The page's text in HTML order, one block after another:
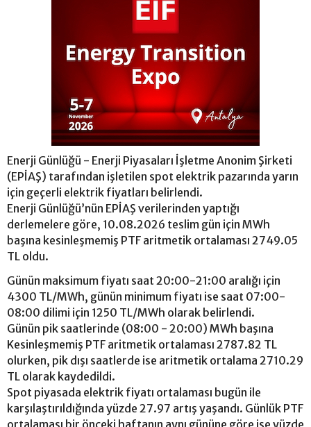
Enerji Günlüğü - Enerji Piyasaları İşletme Anonim Şirketi
(EPİAŞ) tarafından işletilen spot elektrik pazarında yarın
için geçerli elektrik fiyatları belirlendi.
Enerji Günlüğü’nün EPİAŞ verilerinden yaptığı
derlemelere göre, 10.08.2026 teslim gün için MWh
başına kesinleşmemiş PTF aritmetik ortalaması 2749.05
TL oldu.
Günün maksimum fiyatı saat 20:00-21:00 aralığı için
4300 TL/MWh, günün minimum fiyatı ise saat 07:00-
08:00 dilimi için 1250 TL/MWh olarak belirlendi.
Günün pik saatlerinde (08:00 - 20:00) MWh başına
Kesinleşmemiş PTF aritmetik ortalaması 2787.82 TL
olurken, pik dışı saatlerde ise aritmetik ortalama 2710.29
TL olarak kaydedildi.
Spot piyasada elektrik fiyatı ortalaması bugün ile
karşılaştırıldığında yüzde 27.97 artış yaşandı. Günlük PTF
ortalaması bir önceki haftanın aynı gününe göre ise yüzde